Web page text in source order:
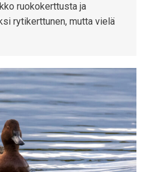
ruokokerttusta ja
rytikerttunen, mutta vielä